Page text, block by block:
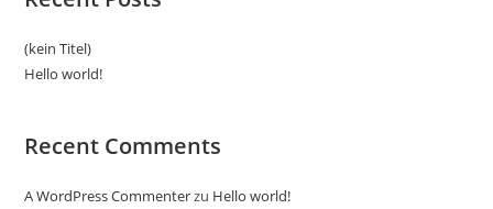
(kein Titel)
Hello world!
Recent Comments
A WordPress Commenterzu Hello world!